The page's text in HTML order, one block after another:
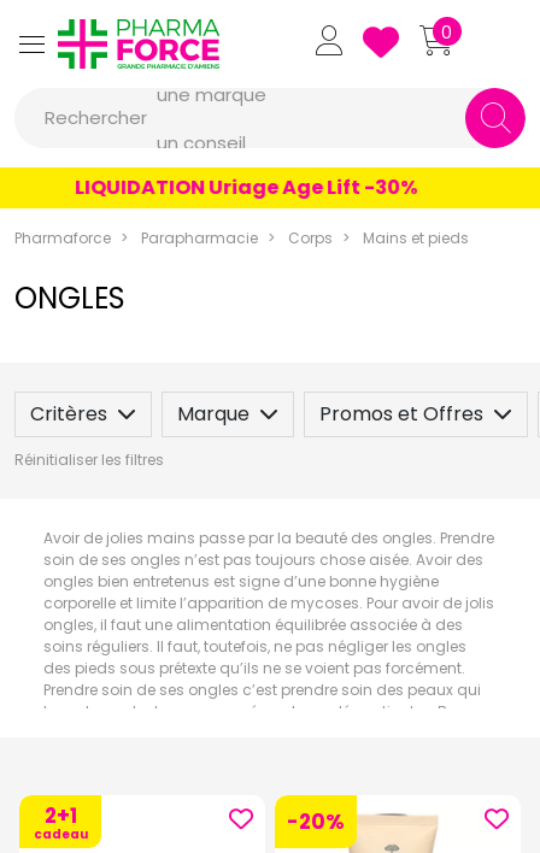
Pharmaforce Grande Pharmacie
0
Rechercher
une marque
un produit
une marque
LIQUIDATION Uriage Age Lift -30%
Pharmaforce Parapharmacie Corps Mains et pieds
ONGLES
Critères Marque Promos et Offres
Réinitialiser les filtres
Avoir de jolies mains passe par la beauté des ongles. Prendre
soin de ses ongles n’est pas toujours chose aisée. Avoir des
ongles bien entretenus est signe d’une bonne hygiène
corporelle et limite l’apparition de mycoses. Pour avoir de jolis
ongles, il faut une alimentation équilibrée associée à des
soins réguliers. Il faut, toutefois, ne pas négliger les ongles
des pieds sous prétexte qu’ils ne se voient pas forcément.
Prendre soin de ses ongles c’est prendre soin des peaux qui
les entourent; plus communément appelés cuticules. Brosser
raffermir. Un ongle en bonne santé est un ongle solide et
résistant. Un ongle a également besoin d’être nourrit, fortifié et
protégé.
2+1
cadeau -20%